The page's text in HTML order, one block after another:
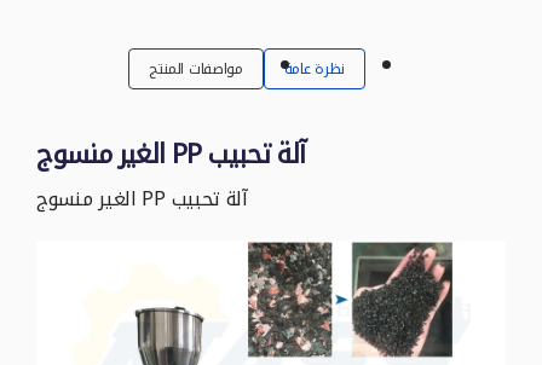
نظرة عامة مواصفات المنتج
آلة تحبيب PP الغير منسوج
آلة تحبيب PP الغير منسوج